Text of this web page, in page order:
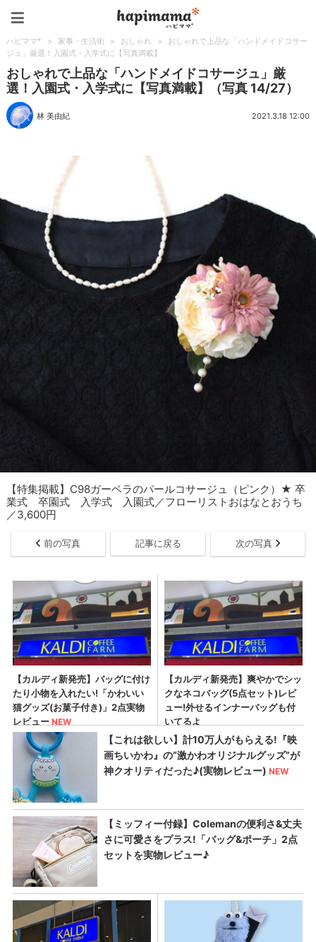
ハピママ* > 家事・生活術 > おしゃれ >
おしゃれで上品な「ハンドメイドコサー
ジュ」厳選！入園式・入学式に【写真満載】
おしゃれで上品な「ハンドメイドコサージュ」厳
選！入園式・入学式に【写真満載】（写真 14/27）
林 美由紀 2021.3.18 12:00
【特集掲載】C98ガーベラのパールコサージュ（ピンク）★ 卒
業式 卒園式 入学式 入園式／フローリストおはなとおうち
／3,600円
前の写真 記事に戻る 次の写真